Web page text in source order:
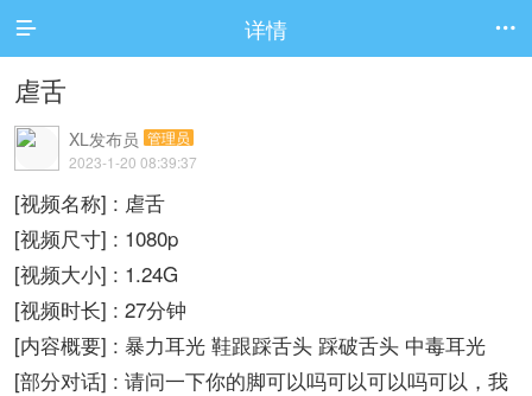
 详情 
虐舌
XL发布员 管理员
2023-1-20 08:39:37
[视频名称] : 虐舌
[视频尺寸] : 1080p
[视频大小] : 1.24G
[视频时长] : 27分钟
[内容概要] : 暴力耳光 鞋跟踩舌头 踩破舌头 中毒耳光
[部分对话] : 请问一下你的脚可以吗可以可以吗可以，我